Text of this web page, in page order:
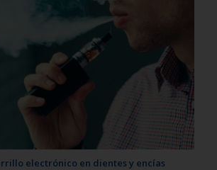
electrónico en dientes y encías